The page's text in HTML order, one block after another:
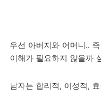
우선 아버지와 어머니..
이해가 필요하지 않을까
남자는 합리적, 이성적,